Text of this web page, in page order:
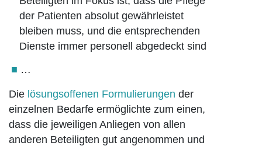
der Patienten absolut gewährleistet
bleiben muss, und die entsprechenden
Dienste immer personell abgedeckt sind
…
Die lösungsoffenen Formulierungen der
einzelnen Bedarfe ermöglichte zum einen,
dass die jeweiligen Anliegen von allen
anderen Beteiligten gut angenommen und